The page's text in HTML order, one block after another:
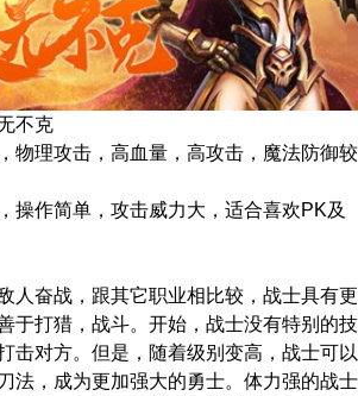
不克
物理攻击，高血量，高攻击，魔法防御较
操作简单，攻击威力大，适合喜欢PK及
人奋战，跟其它职业相比较，战士具有更
于打猎，战斗。开始，战士没有特别的技
击对方。但是，随着级别变高，战士可以
法，成为更加强大的勇士。体力强的战士